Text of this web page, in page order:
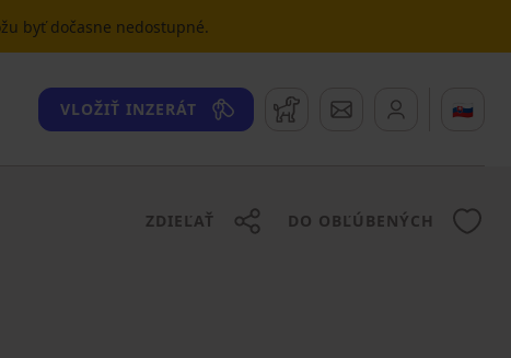
byť dočasne nedostupné.
VLOŽIŤ INZERÁT Strážny pesSprávy 🇸🇰
ZDIEĽAŤ DO OBĽÚBENÝCH